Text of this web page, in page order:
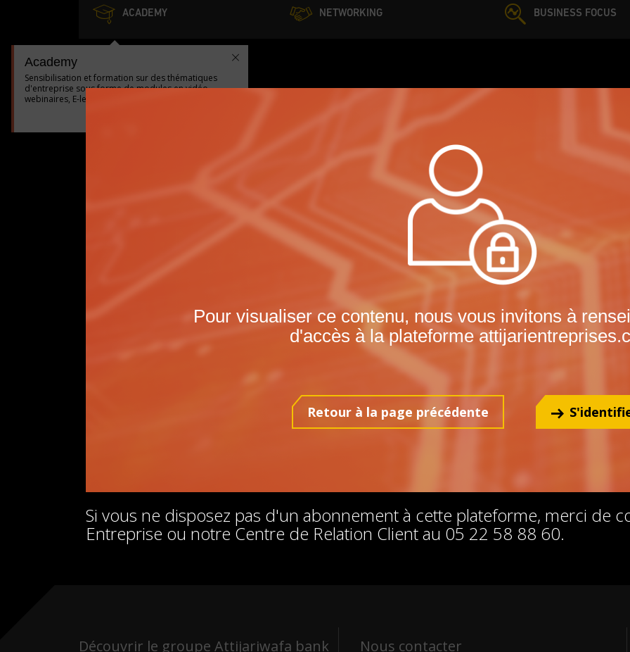
ACADEMY NETWORKING BUSINESS FOCUS
Pour visualiser ce contenu, nous vous invitons à
d'accès à la plateforme
Retour à la page précédente
Si vous ne disposez pas d'un abonnement à cette plateforme, merci de
Entreprise ou notre Centre de Relation Client au 05 22 58 88 60.
Découvrir le groupe Attijariwafa bank Nous contacter
Academy
Sensibilisation et formation sur des thématiques
d'entreprise sous forme de modules en vidéo,
webinaires, E-learning…